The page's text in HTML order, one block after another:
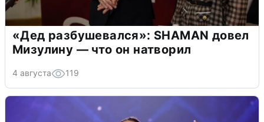
«Дед разбушевался»: SHAMAN довел
Мизулину — что он натворил
4 августа 119